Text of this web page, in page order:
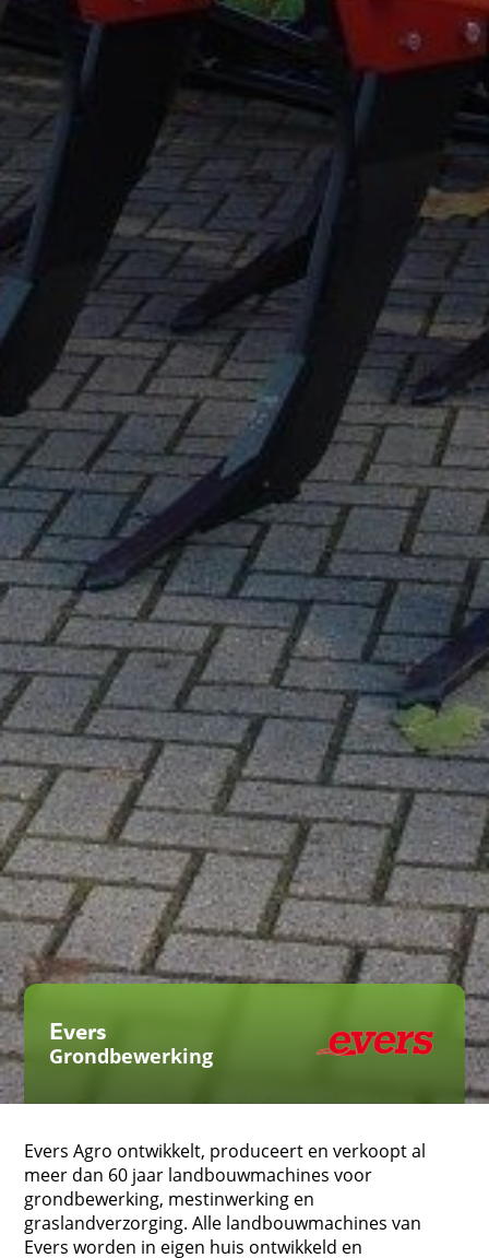
Evers
Grondbewerking
Evers Agro ontwikkelt, produceert en verkoopt al
meer dan 60 jaar landbouwmachines voor
grondbewerking, mestinwerking en
graslandverzorging. Alle landbouwmachines van
Evers worden in eigen huis ontwikkeld en